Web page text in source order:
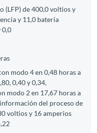
de 400,0 voltios y
y 11,0 batería
0,0
modo 4 en 0,48 horas a
0,40 y 0,34,
modo 2 en 17,67 horas a
del proceso de
voltios y 16 amperios